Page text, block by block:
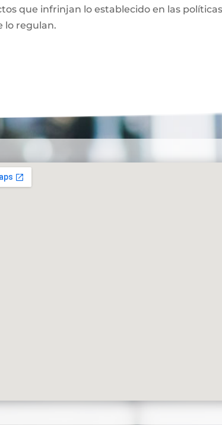
que infrinjan lo establecido en las
lo regulan.